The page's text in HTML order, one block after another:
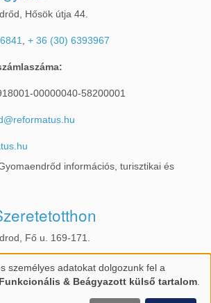
Hősök útja 44.
, + 36 (30) 6393967
00000040-58200001
információs, turisztikai és
Fő u. 169-171.
,+36 (30) 6905720
személyes adatokat dolgozunk fel a
Funkcionális & Beágyazott külső tartalom